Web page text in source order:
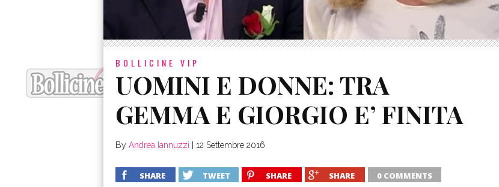
BOLLICINE VIP
UOMINI E DONNE: TRA
GEMMA E GIORGIO E’ FINITA
By Andrea Iannuzzi 12 Settembre 2016
SHARE TWEET SHARE SHARE 0 COMMENTS